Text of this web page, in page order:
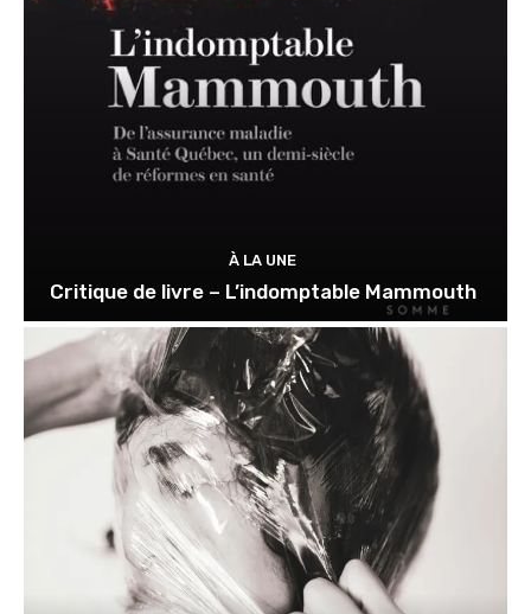
À LA UNE
Critique de livre – L’indomptable Mammouth